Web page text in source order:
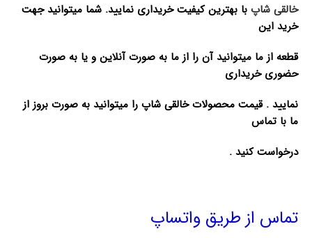
خالقی شاپ با بهترین کیفیت خریداری نمایید. شما میتوانید جهت
خرید این
قطعه از ما میتوانید آن را از ما به صورت آنلاین و یا به صورت
حضوری خریداری
نمایید . قیمت محصولات خالقی شاپ را میتوانید به صورت بروز از
ما با تماس
درخواست کنید .
تماس از طریق واتساپ